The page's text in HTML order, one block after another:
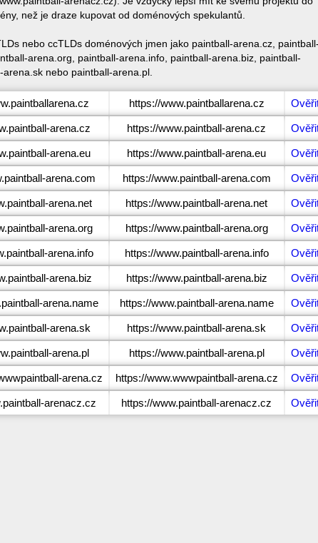
než je draze kupovat od doménových spekulantů.
nebo ccTLDs doménových jmen jako paintball-arena.cz, paintball-
arena.org, paintball-arena.info, paintball-arena.biz, paintball-
nebo paintball-arena.pl.
https://www.paintballarena.cz
arena.cz https://www.paintball-arena.cz
arena.eu https://www.paintball-arena.eu
arena.com https://www.paintball-arena.com
arena.net https://www.paintball-arena.net
arena.org https://www.paintball-arena.org
arena.info https://www.paintball-arena.info
arena.biz https://www.paintball-arena.biz
arena.name https://www.paintball-arena.name
arena.sk https://www.paintball-arena.sk
arena.pl https://www.paintball-arena.pl
arena.cz https://www.wwwpaintball-arena.cz
arenacz.cz https://www.paintball-arenacz.cz